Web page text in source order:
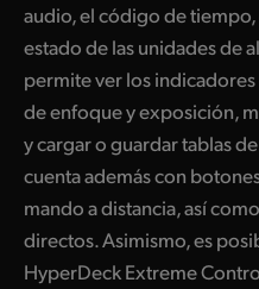
audio, el código de tiempo,
estado de las unidades de
permite ver los
de enfoque y exposición,
y cargar o guardar tablas
cuenta además con
mando a distancia, así
directos. Asimismo, es
HyperDeck Extreme